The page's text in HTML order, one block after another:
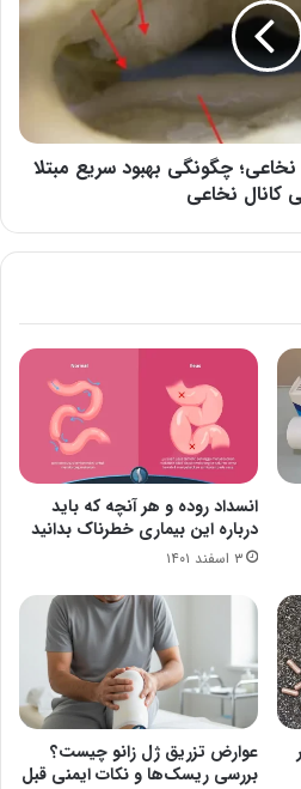
چگونگی بهبود سریع مبتلا
کانال نخاعی
انسداد روده و هر آنچه که باید
درباره این بیماری خطرناک بدانید
۳ اسفند ۱۴۰۱
عوارض تزریق ژل زانو چیست؟
بررسی ریسک‌ها و نکات ایمنی قبل